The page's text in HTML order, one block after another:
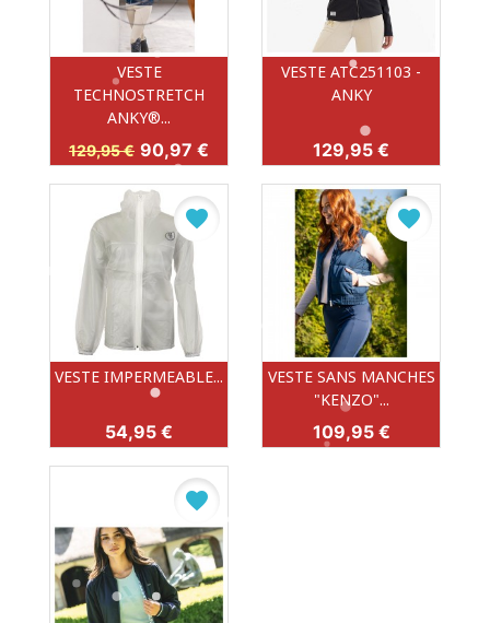
VESTE
TECHNOSTRETCH
ANKY®...
Prix de base
129,95 € Prix
90,97 €
VESTE ATC251103 -
ANKY
Prix
129,95 €
VESTE IMPERMEABLE...
favorite
Prix
54,95 €
VESTE SANS MANCHES
"KENZO"...
favorite
Prix
109,95 €
favorite